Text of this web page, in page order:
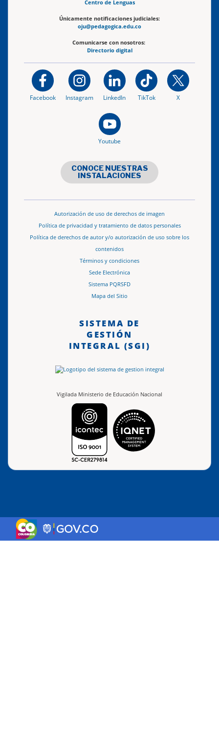
Centro de Lenguas
Únicamente notificaciones judiciales:
oju@pedagogica.edu.co
Comunicarse con nosotros:
Directorio digital
Facebook Instagram LinkedIn TikTok X
Youtube
CONOCE NUESTRAS
INSTALACIONES
Autorización de uso de derechos de imagen
Política de privacidad y tratamiento de datos personales
Política de derechos de autor y/o autorización de uso sobre los
contenidos
Términos y condiciones
Sede Electrónica
Sistema PQRSFD
Mapa del Sitio
SISTEMA DE
GESTIÓN
INTEGRAL (SGI)
Vigilada Ministerio de Educación Nacional